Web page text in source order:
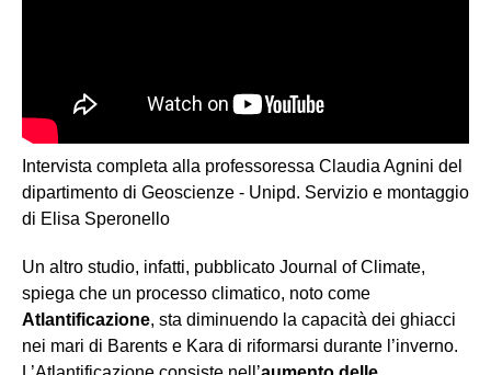
Intervista completa alla professoressa Claudia Agnini del
dipartimento di Geoscienze - Unipd. Servizio e montaggio
di Elisa Speronello
Un altro studio, infatti, pubblicato Journal of Climate,
spiega che un processo climatico, noto come
Atlantificazione, sta diminuendo la capacità dei ghiacci
nei mari di Barents e Kara di riformarsi durante l’inverno.